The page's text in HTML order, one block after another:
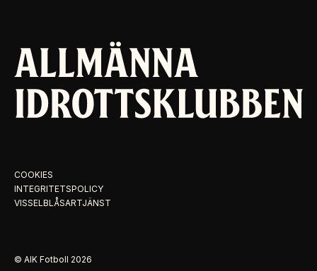
COOKIES
INTEGRITETSPOLICY
VISSELBLÅSARTJÄNST
© AIK Fotboll 2026